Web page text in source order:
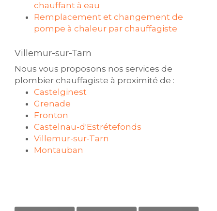
chauffant à eau
Remplacement et changement de
pompe à chaleur par chauffagiste
Villemur-sur-Tarn
Nous vous proposons nos services de
plombier chauffagiste à proximité de :
Castelginest
Grenade
Fronton
Castelnau-d'Estrétefonds
Villemur-sur-Tarn
Montauban